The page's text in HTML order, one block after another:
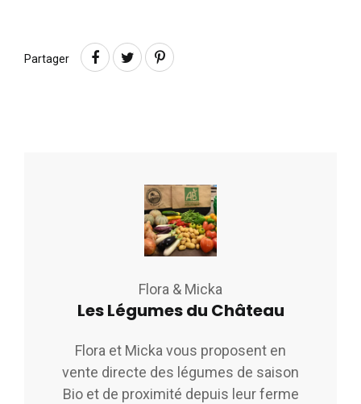
Partager
Les Légumes du Château
Flora & Micka
Flora et Micka vous proposent en
vente directe des légumes de saison
Bio et de proximité depuis leur ferme